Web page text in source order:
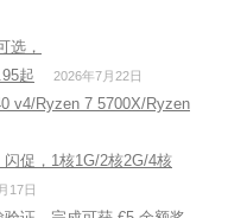
选，
起
2026年7月22日
v4/Ryzen 7 5700X/Ryzen
促，1核1G/2核2G/4核
17日